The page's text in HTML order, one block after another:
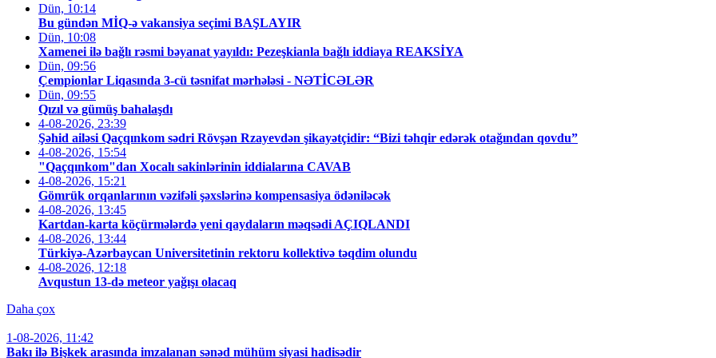
Dün, 10:14
Bu gündən MİQ-ə vakansiya seçimi BAŞLAYIR
Dün, 10:08
Xamenei ilə bağlı rəsmi bəyanat yayıldı: Pezeşkianla bağlı iddiaya REAKSİYA
Dün, 09:56
Çempionlar Liqasında 3-cü təsnifat mərhələsi - NƏTİCƏLƏR
Dün, 09:55
Qızıl və gümüş bahalaşdı
4-08-2026, 23:39
Şəhid ailəsi Qaçqınkom sədri Rövşən Rzayevdən şikayətçidir: “Bizi təhqir edərək otağından qovdu”
4-08-2026, 15:54
"Qaçqınkom"dan Xocalı sakinlərinin iddialarına CAVAB
4-08-2026, 15:21
Gömrük orqanlarının vəzifəli şəxslərinə kompensasiya ödəniləcək
4-08-2026, 13:45
Kartdan-karta köçürmələrdə yeni qaydaların məqsədi AÇIQLANDI
4-08-2026, 13:44
Türkiyə-Azərbaycan Universitetinin rektoru kollektivə təqdim olundu
4-08-2026, 12:18
Avqustun 13-də meteor yağışı olacaq
Daha çox
1-08-2026, 11:42
Bakı ilə Bişkek arasında imzalanan sənəd mühüm siyasi hadisədir